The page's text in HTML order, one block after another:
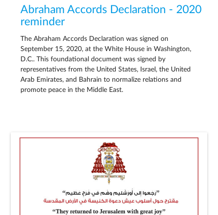
Abraham Accords Declaration - 2020
reminder
The Abraham Accords Declaration was signed on
September 15, 2020, at the White House in Washington,
D.C.. This foundational document was signed by
representatives from the United States, Israel, the United
Arab Emirates, and Bahrain to normalize relations and
promote peace in the Middle East.